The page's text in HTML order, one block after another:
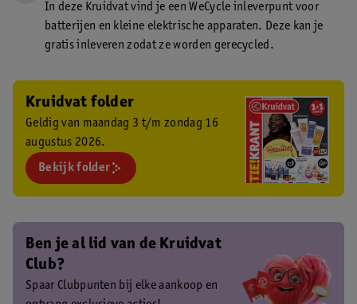
In deze Kruidvat vind je een WeCycle inleverpunt voor
batterijen en kleine elektrische apparaten. Deze kan je
gratis inleveren zodat ze worden gerecycled.
Kruidvat folder
Geldig van maandag 3 t/m zondag 16
augustus 2026.
Bekijk folder
Ben je al lid van de Kruidvat
Club?
Spaar Clubpunten bij elke aankoop en